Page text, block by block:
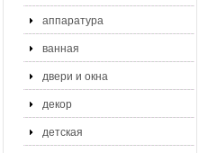
аппаратура
ванная
двери и окна
декор
детская